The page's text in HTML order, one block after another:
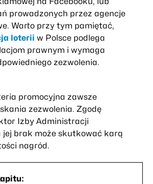
prowadzonych przez agencje
Warto przy tym pamiętać,
loterii w Polsce podlega
prawnym i wymaga
zezwolenia.
promocyjna zawsze
zezwolenia. Zgodę
Izby Administracji
jej brak może skutkować karą
nagród.